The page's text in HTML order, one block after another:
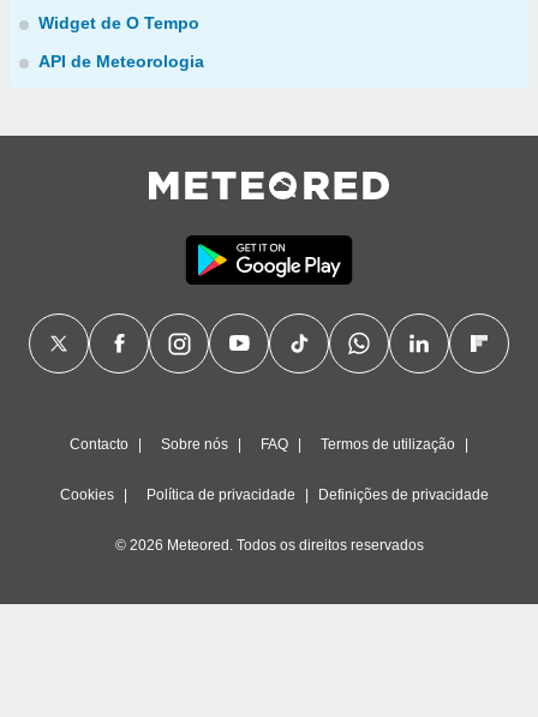
Widget de O Tempo
API de Meteorologia
Contacto Sobre nós FAQ Termos de utilização
Cookies Política de privacidade Definições de privacidade
© 2026 Meteored. Todos os direitos reservados